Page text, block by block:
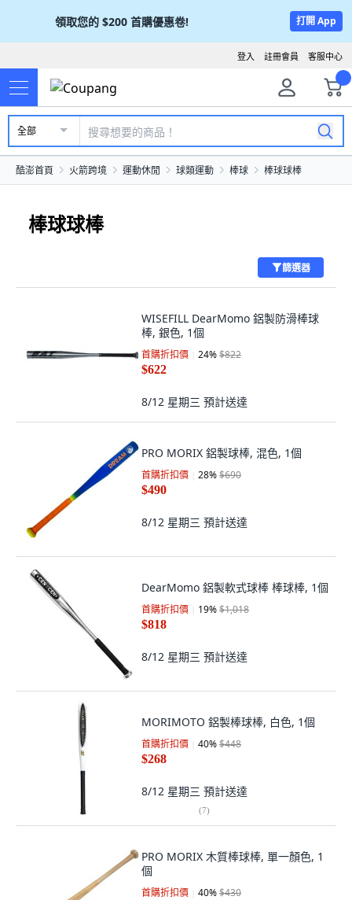
領取您的 $200 首購優惠卷! 打開 App
客服中心
註冊會員
登入
全部
酷澎首頁 火箭跨境 運動休閒 球類運動 棒球 棒球球棒
棒球球棒
篩選器
WISEFILL DearMomo 鋁製防滑棒球
棒, 銀色, 1個
首購折扣價 24%$822
$622
8/12 星期三 預計送達
PRO MORIX 鋁製球棒, 混色, 1個
首購折扣價 28%$690
$490
8/12 星期三 預計送達
DearMomo 鋁製軟式球棒 棒球棒, 1個
首購折扣價 19%$1,018
$818
8/12 星期三 預計送達
MORIMOTO 鋁製棒球棒, 白色, 1個
首購折扣價 40%$448
$268
8/12 星期三 預計送達
(7)
PRO MORIX 木質棒球棒, 單一顏色, 1
個
首購折扣價 40%$430